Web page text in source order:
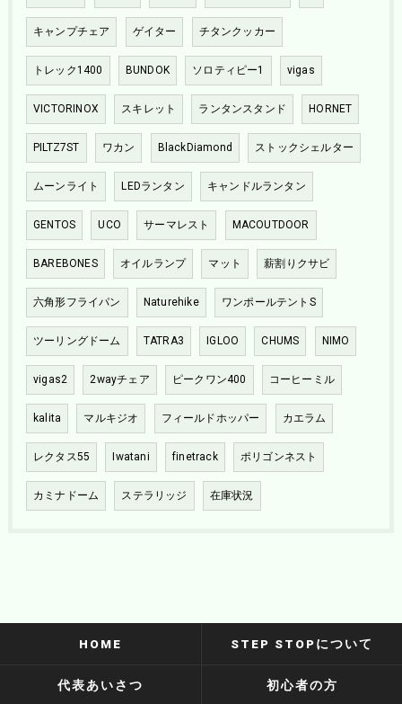
キャンプチェア ゲイター チタンクッカー
トレック1400 BUNDOK ソロティピー1 vigas
VICTORINOX スキレット ランタンスタンド HORNET
PILTZ7ST ワカン BlackDiamond ストックシェルター
ムーンライト LEDランタン キャンドルランタン
GENTOS UCO サーマレスト MACOUTDOOR
BAREBONES オイルランプ マット 薪割りクサビ
六角形フライパン Naturehike ワンポールテントS
ツーリングドーム TATRA3 IGLOO CHUMS NIMO
vigas2 2wayチェア ピークワン400 コーヒーミル
kalita マルキジオ フィールドホッパー カエラム
レクタス55 Iwatani finetrack ポリゴンネスト
カミナドーム ステラリッジ 在庫状況
HOME STEP STOPについて
代表あいさつ 初心者の方